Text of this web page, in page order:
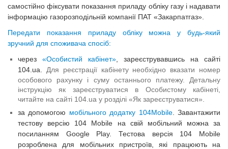
самостійно фіксувати показання приладу обліку газу і надавати
інформацію газорозподільній компанії ПАТ «Закарпатгаз».
Передати показання приладу обліку можна у будь-який
зручний для споживача спосіб:
через «Особистий кабінет» , зареєструвавшись на сайті
104.ua. Для реєстрації кабінету необхідно вказати номер
особового рахунку і суму останнього платежу. Детальну
інструкцію як зареєструватися в Особистому кабінеті,
читайте на сайті 104.ua у розділі «Як зареєструватися».
за допомогою мобільного додатку 104Mobile. Завантажити
тестову версію 104 Mobile на свій мобільний можна за
посиланням Google Play. Тестова версія 104 Mobile
розроблена для мобільних пристроїв, які працюють на